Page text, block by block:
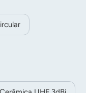
aplicações RFID.